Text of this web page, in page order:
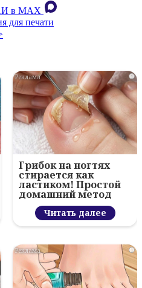
в MAХ
для печати
i
Грибок на ногтях
стирается как
ластиком! Простой
домашний метод
Читать далее
i